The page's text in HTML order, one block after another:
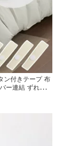
ン付きテープ 布
ー連結 ずれ防止
団カバー 便利